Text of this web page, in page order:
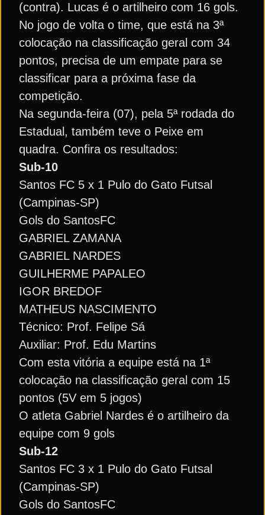
(contra). Lucas é o artilheiro com 16 gols.
No jogo de volta o time, que está na 3ª
colocação na classificação geral com 34
pontos, precisa de um empate para se
classificar para a próxima fase da
competição.
Na segunda-feira (07), pela 5ª rodada do
Estadual, também teve o Peixe em
quadra. Confira os resultados:
Sub-10
Santos FC 5 x 1 Pulo do Gato Futsal
(Campinas-SP)
Gols do SantosFC
GABRIEL ZAMANA
GABRIEL NARDES
GUILHERME PAPALEO
IGOR BREDOF
MATHEUS NASCIMENTO
Técnico: Prof. Felipe Sá
Auxiliar: Prof. Edu Martins
Com esta vitória a equipe está na 1ª
colocação na classificação geral com 15
pontos (5V em 5 jogos)
O atleta Gabriel Nardes é o artilheiro da
equipe com 9 gols
Sub-12
Santos FC 3 x 1 Pulo do Gato Futsal
(Campinas-SP)
Gols do SantosFC